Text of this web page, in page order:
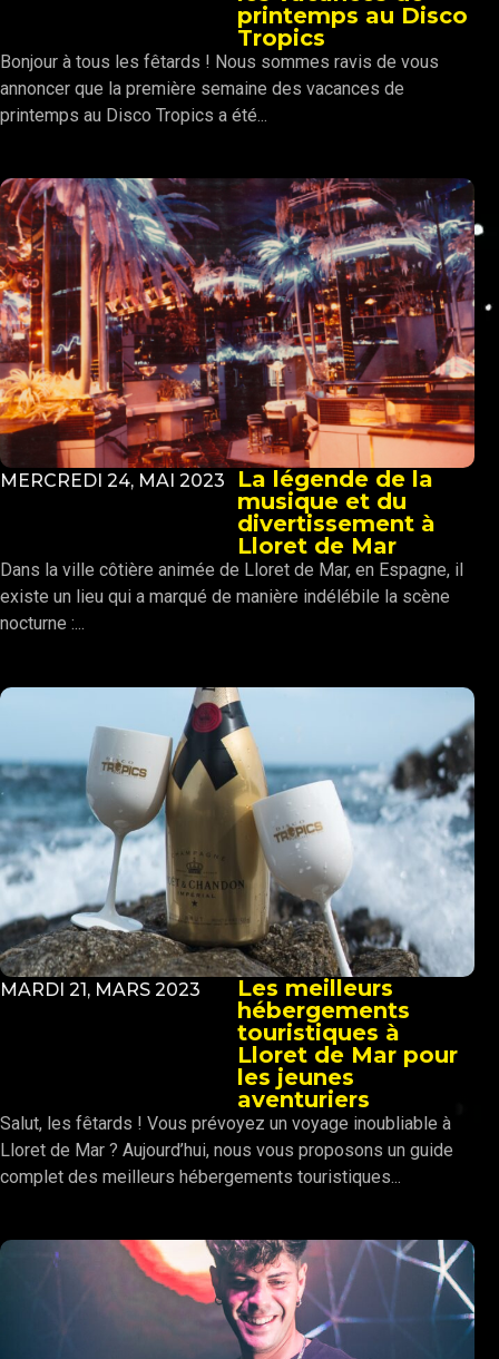
printemps au Disco
Tropics
Bonjour à tous les fêtards ! Nous sommes ravis de vous
annoncer que la première semaine des vacances de
printemps au Disco Tropics a été...
MERCREDI 24, MAI 2023
La légende de la
musique et du
divertissement à
Lloret de Mar
Dans la ville côtière animée de Lloret de Mar, en Espagne, il
existe un lieu qui a marqué de manière indélébile la scène
nocturne :...
MARDI 21, MARS 2023
Les meilleurs
hébergements
touristiques à
Lloret de Mar pour
les jeunes
aventuriers
Salut, les fêtards ! Vous prévoyez un voyage inoubliable à
Lloret de Mar ? Aujourd’hui, nous vous proposons un guide
complet des meilleurs hébergements touristiques...